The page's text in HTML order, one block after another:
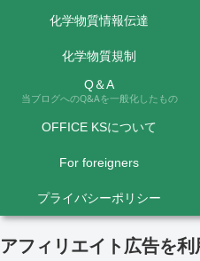
化学物質情報伝達
化学物質規制
Q＆A
当ブログへのQ&Aを一般化したもの
OFFICE KSについて
For foreigners
プライバシーポリシー
アフィリエイト広告を